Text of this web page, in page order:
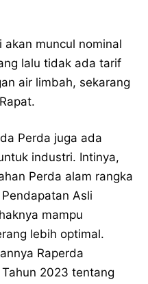
akan muncul nominal
lalu tidak ada tarif
air limbah, sekarang
Perda juga ada
industri. Intinya,
Perda alam rangka
Asli
mampu
lebih optimal.
Raperda
2023 tentang